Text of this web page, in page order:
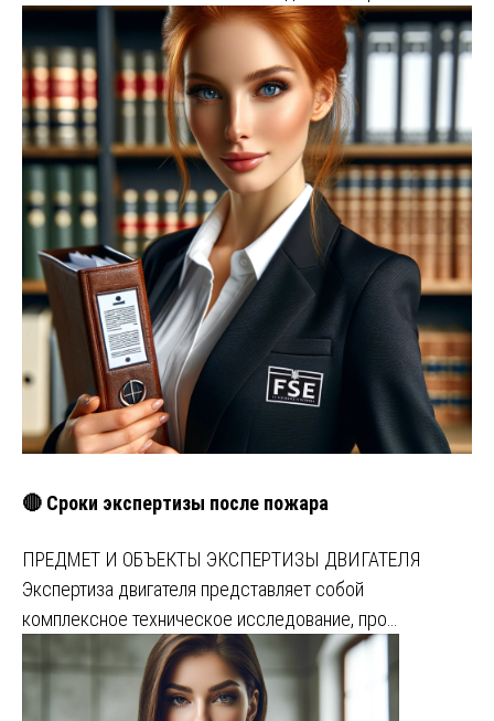
🔴 Сроки экспертизы после пожара
ПРЕДМЕТ И ОБЪЕКТЫ ЭКСПЕРТИЗЫ ДВИГАТЕЛЯ
Экспертиза двигателя представляет собой
комплексное техническое исследование, про…